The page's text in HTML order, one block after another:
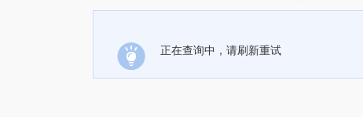
正在查询中，请刷新重试